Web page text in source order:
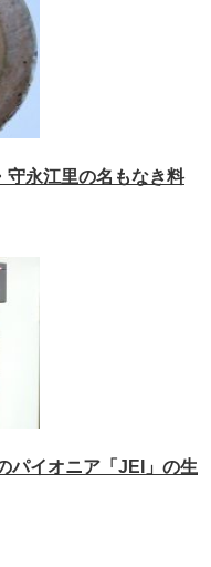
守永江里の名もなき料
パイオニア「JEI」の生